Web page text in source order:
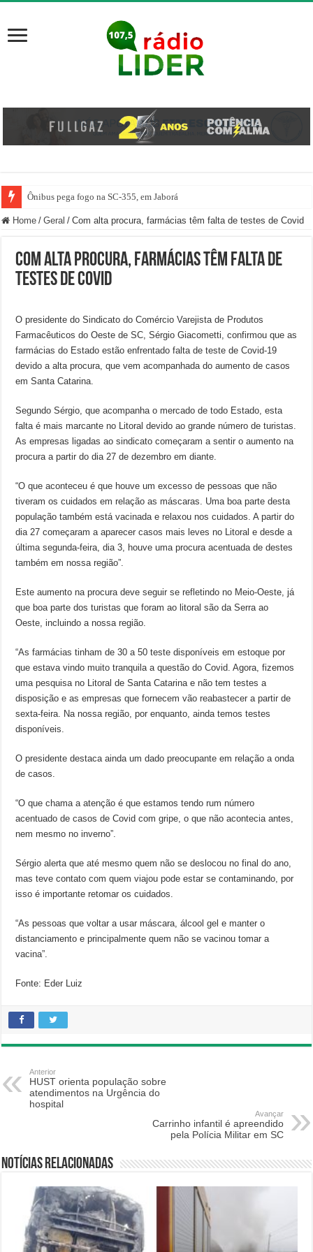
Ônibus pega fogo na SC-355, em Jaborá
Motorista erra marcha e atropela mulher dentro de posto de gasolina em
Home / Geral / Com alta procura, farmácias têm falta de testes de Covid
Com alta procura, farmácias têm falta de
testes de Covid
O presidente do Sindicato do Comércio Varejista de Produtos
Farmacêuticos do Oeste de SC, Sérgio Giacometti, confirmou que as
farmácias do Estado estão enfrentado falta de teste de Covid-19
devido a alta procura, que vem acompanhada do aumento de casos
em Santa Catarina.
Segundo Sérgio, que acompanha o mercado de todo Estado, esta
falta é mais marcante no Litoral devido ao grande número de turistas.
As empresas ligadas ao sindicato começaram a sentir o aumento na
procura a partir do dia 27 de dezembro em diante.
“O que aconteceu é que houve um excesso de pessoas que não
tiveram os cuidados em relação as máscaras. Uma boa parte desta
população também está vacinada e relaxou nos cuidados. A partir do
dia 27 começaram a aparecer casos mais leves no Litoral e desde a
última segunda-feira, dia 3, houve uma procura acentuada de destes
também em nossa região”.
Este aumento na procura deve seguir se refletindo no Meio-Oeste, já
que boa parte dos turistas que foram ao litoral são da Serra ao
Oeste, incluindo a nossa região.
“As farmácias tinham de 30 a 50 teste disponíveis em estoque por
que estava vindo muito tranquila a questão do Covid. Agora, fizemos
uma pesquisa no Litoral de Santa Catarina e não tem testes a
disposição e as empresas que fornecem vão reabastecer a partir de
sexta-feira. Na nossa região, por enquanto, ainda temos testes
disponíveis.
O presidente destaca ainda um dado preocupante em relação a onda
de casos.
“O que chama a atenção é que estamos tendo rum número
acentuado de casos de Covid com gripe, o que não acontecia antes,
nem mesmo no inverno”.
Sérgio alerta que até mesmo quem não se deslocou no final do ano,
mas teve contato com quem viajou pode estar se contaminando, por
isso é importante retomar os cuidados.
“As pessoas que voltar a usar máscara, álcool gel e manter o
distanciamento e principalmente quem não se vacinou tomar a
vacina”.
Fonte: Eder Luiz
Anterior
HUST orienta população sobre
atendimentos na Urgência do
hospital
Avançar
Carrinho infantil é apreendido
pela Polícia Militar em SC
Notícias relacionadas